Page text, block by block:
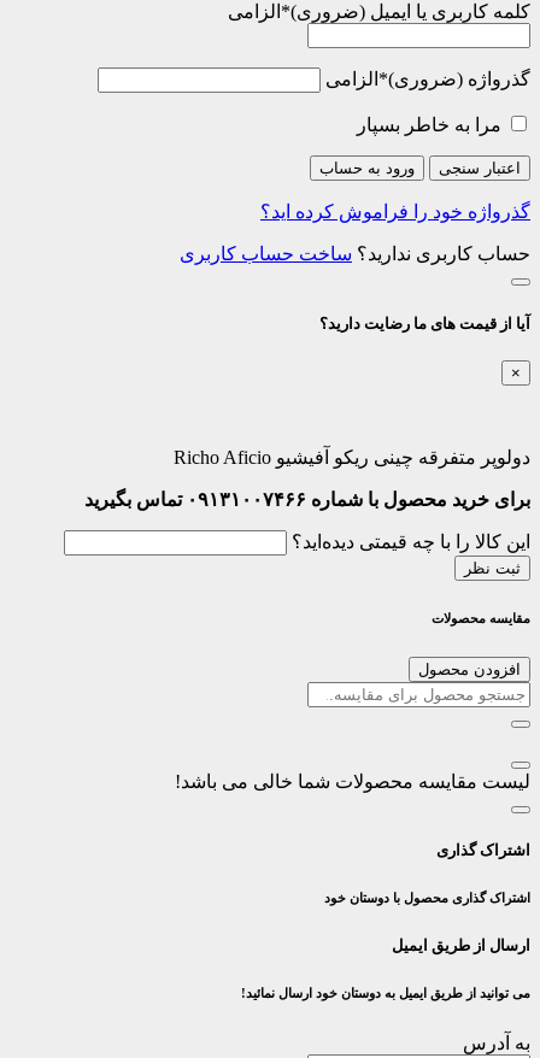
کلمه کاربری یا ایمیل * الزامی
گذرواژه * الزامی
مرا به خاطر بسپار
اعتبار سنجی ورود به حساب
گذرواژه خود را فراموش کرده اید؟
حساب کاربری ندارید؟ ساخت حساب کاربری
آیا از قیمت های ما رضایت دارید؟
×
دولوپر متفرقه چینی ریکو آفیشیو Richo Aficio
برای خرید محصول با شماره ۰۹۱۳۱۰۰۷۴۶۶ تماس بگیرید
این کالا را با چه قیمتی دیده‌اید؟
ثبت نظر
مقایسه محصولات
افزودن محصول
لیست مقایسه محصولات شما خالی می باشد!
اشتراک گذاری
اشتراک گذاری محصول با دوستان خود
ارسال از طریق ایمیل
می توانید از طریق ایمیل به دوستان خود ارسال نمائید!
به آدرس